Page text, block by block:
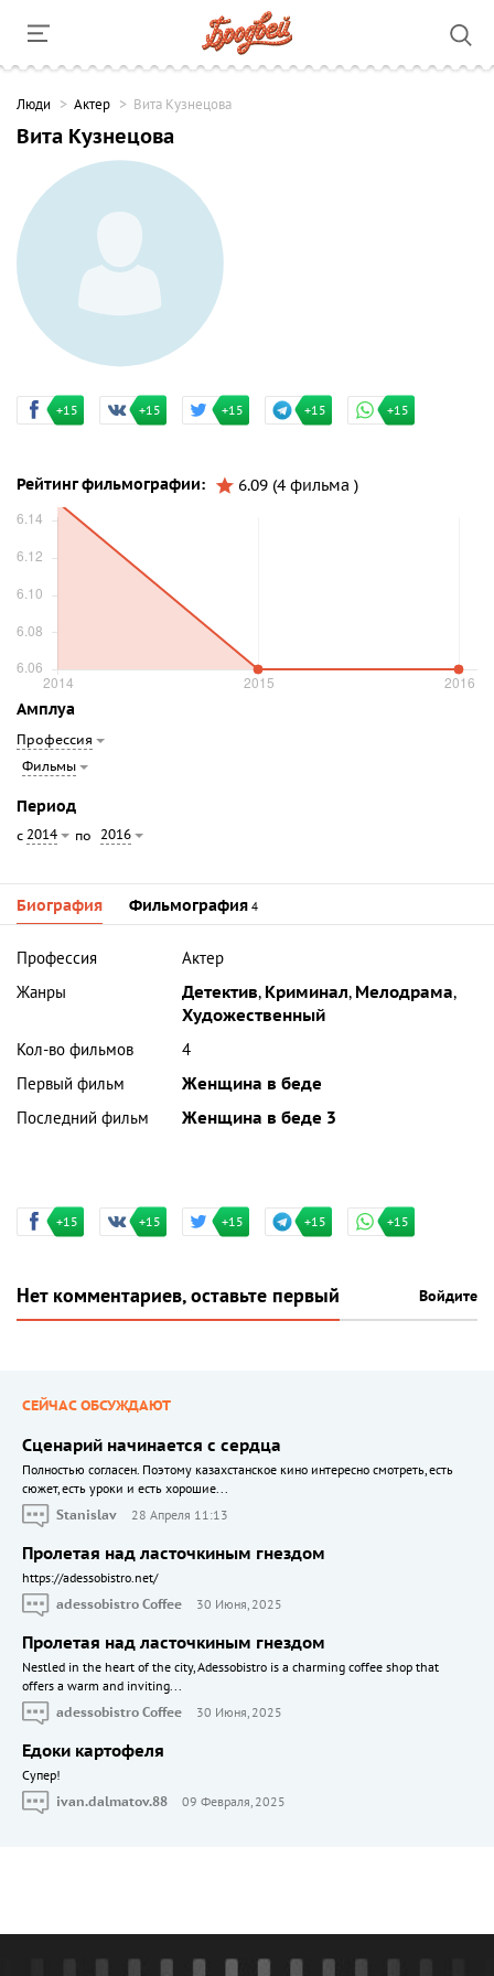
Люди Актер Вита Кузнецова
Вита Кузнецова
+15 +15 +15 +15 +15
Рейтинг фильмографии: 6.09 (4 фильма )
Амплуа
Профессия
Фильмы
Период
с 2014 по 2016
Биография Фильмография 4
Профессия
Актер
Жанры
Детектив, Криминал, Мелодрама,
Художественный
Кол-во фильмов
4
Первый фильм
Женщина в беде
Последний фильм
Женщина в беде 3
+15 +15 +15 +15 +15
Нет комментариев, оставьте первый Войдите
СЕЙЧАС ОБСУЖДАЮТ
Сценарий начинается с сердца
Полностью согласен. Поэтому казахстанское кино интересно смотреть, есть
сюжет, есть уроки и есть хорошие...
Stanislav
28 Апреля 11:13
Пролетая над ласточкиным гнездом
https://adessobistro.net/
adessobistro Coffee
30 Июня, 2025
Пролетая над ласточкиным гнездом
Nestled in the heart of the city, Adessobistro is a charming coffee shop that
offers a warm and inviting...
adessobistro Coffee
30 Июня, 2025
Едоки картофеля
Cупер!
ivan.dalmatov.88
09 Февраля, 2025